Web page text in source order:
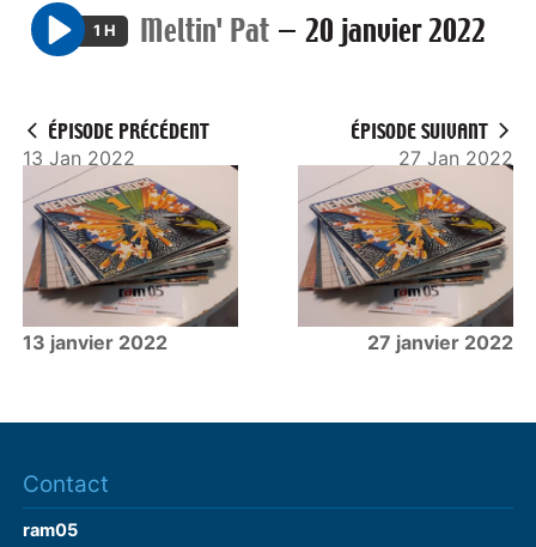
P
y
1 H Meltin' Pat — 20 janvier 2022
ÉPISODE PRÉCÉDENT
13 Jan 2022
13 janvier 2022
ÉPISODE SUIVANT
27 Jan 2022
27 janvier 2022
Contact
ram05